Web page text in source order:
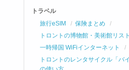
トラベル
旅行eSIM
保険まとめ
トロントの博物館・美術館リスト
一時帰国 WiFiインターネット
トロントのレンタサイクル「バ